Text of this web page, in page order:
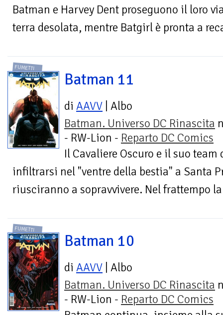
Batman e Harvey Dent proseguono il loro
terra desolata, mentre Batgirl è pronta a
FUMETTI
Batman 11
di AAVV | Albo
Batman. Universo DC Rinascita
- RW-Lion - Reparto DC Comics
Il Cavaliere Oscuro e il suo
infiltrarsi nel "ventre della bestia" a Santa
riusciranno a sopravvivere. Nel frattempo
FUMETTI
Batman 10
di AAVV | Albo
Batman. Universo DC Rinascita
- RW-Lion - Reparto DC Comics